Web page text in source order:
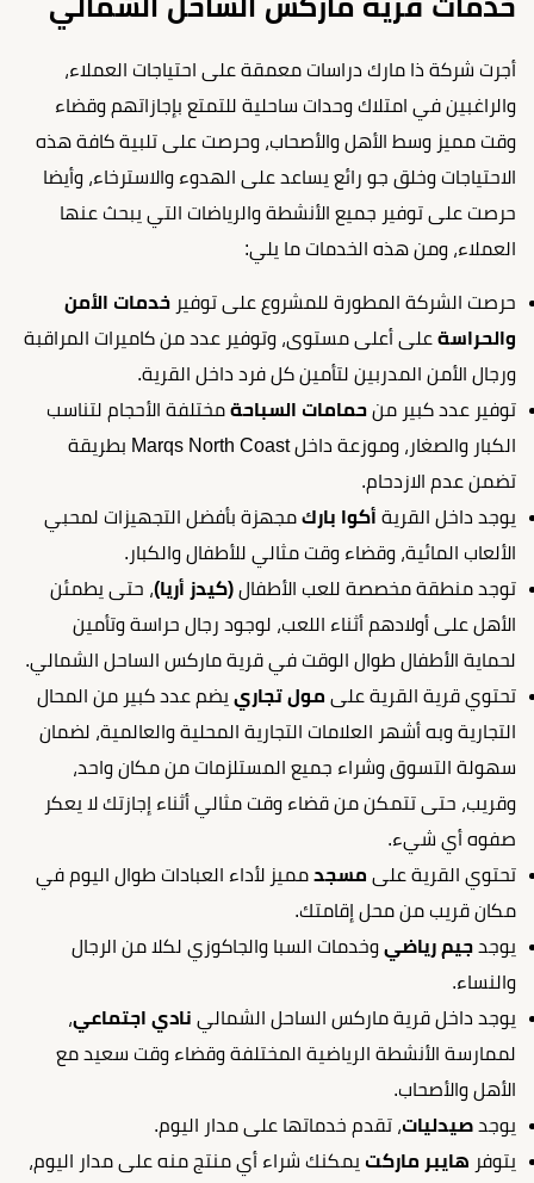
أجرت شركة ذا مارك دراسات معمقة على احتياجات العملاء،
والراغبين في امتلاك وحدات ساحلية للتمتع بإجازاتهم وقضاء
وقت مميز وسط الأهل والأصحاب، وحرصت على تلبية كافة هذه
الاحتياجات وخلق جو رائع يساعد على الهدوء والاسترخاء، وأيضا
حرصت على توفير جميع الأنشطة والرياضات التي يبحث عنها
العملاء، ومن هذه الخدمات ما يلي:
حرصت الشركة المطورة للمشروع على توفير خدمات الأمن
والحراسة على أعلى مستوى، وتوفير عدد من كاميرات المراقبة
ورجال الأمن المدربين لتأمين كل فرد داخل القرية.
توفير عدد كبير من حمامات السباحة مختلفة الأحجام لتناسب
الكبار والصغار، وموزعة داخل Marqs North Coast بطريقة
تضمن عدم الازدحام.
يوجد داخل القرية أكوا بارك مجهزة بأفضل التجهيزات لمحبي
الألعاب المائية، وقضاء وقت مثالي للأطفال والكبار.
توجد منطقة مخصصة للعب الأطفال (كيدز أريا)، حتى يطمئن
الأهل على أولادهم أثناء اللعب، لوجود رجال حراسة وتأمين
لحماية الأطفال طوال الوقت في قرية ماركس الساحل الشمالي.
تحتوي قرية القرية على مول تجاري يضم عدد كبير من المحال
التجارية وبه أشهر العلامات التجارية المحلية والعالمية، لضمان
سهولة التسوق وشراء جميع المستلزمات من مكان واحد،
وقريب، حتى تتمكن من قضاء وقت مثالي أثناء إجازتك لا يعكر
صفوه أي شيء.
تحتوي القرية على مسجد مميز لأداء العبادات طوال اليوم في
مكان قريب من محل إقامتك.
يوجد جيم رياضي وخدمات السبا والجاكوزي لكلا من الرجال
والنساء.
يوجد داخل قرية ماركس الساحل الشمالي نادي اجتماعي،
لممارسة الأنشطة الرياضية المختلفة وقضاء وقت سعيد مع
الأهل والأصحاب.
يوجد صيدليات، تقدم خدماتها على مدار اليوم.
يتوفر هايبر ماركت يمكنك شراء أي منتج منه على مدار اليوم،